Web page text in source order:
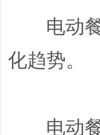
电动餐
化趋势。
电动餐